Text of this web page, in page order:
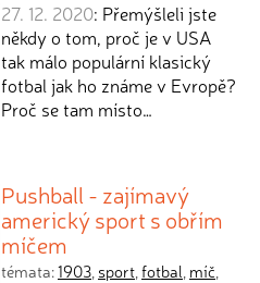
27. 12. 2020: Přemýšleli jste
někdy o tom, proč je v USA
tak málo populární klasický
fotbal jak ho známe v Evropě?
Proč se tam místo…
Pushball - zajímavý
americký sport s obřím
míčem
témata:1903, sport,fotbal, míč,